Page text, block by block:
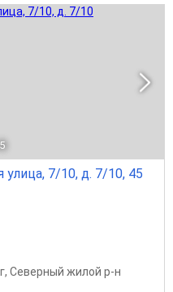
7/10, д. 7/10, 45
, Северный жилой р-н